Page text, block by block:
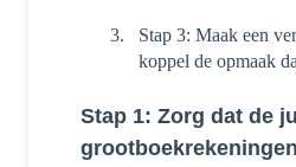
Stap 3: Maak een
koppel de opmaak
Stap 1: Zorg dat de